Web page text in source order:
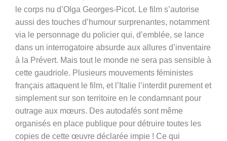
le corps nu d’Olga Georges-Picot. Le film s’autorise
aussi des touches d’humour surprenantes, notamment
via le personnage du policier qui, d’emblée, se lance
dans un interrogatoire absurde aux allures d’inventaire
à la Prévert. Mais tout le monde ne sera pas sensible à
cette gaudriole. Plusieurs mouvements féministes
français attaquent le film, et l’Italie l’interdit purement et
simplement sur son territoire en le condamnant pour
outrage aux mœurs. Des autodafés sont même
organisés en place publique pour détruire toutes les
copies de cette œuvre déclarée impie ! Ce qui